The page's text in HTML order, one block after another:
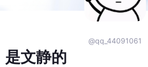
@qq_44091061
是文静的